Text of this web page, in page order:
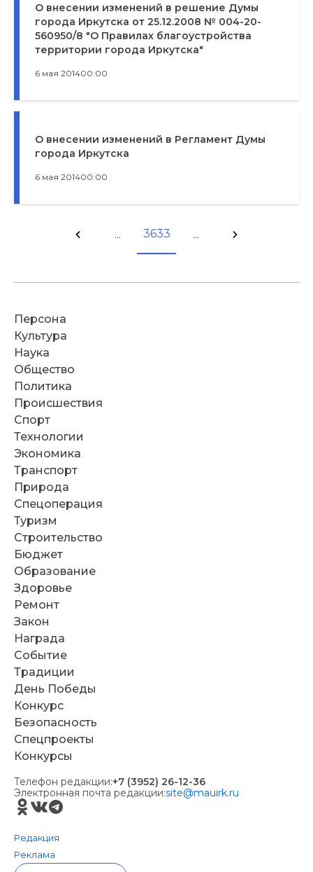
О внесении изменений в решение Думы
города Иркутска от 25.12.2008 № 004-20-
560950/8 "О Правилах благоустройства
территории города Иркутска"
6 мая 201400:00
О внесении изменений в Регламент Думы
города Иркутска
6 мая 201400:00
... 3633 ...
Персона
Культура
Наука
Общество
Политика
Происшествия
Спорт
Технологии
Экономика
Транспорт
Природа
Спецоперация
Туризм
Строительство
Бюджет
Образование
Здоровье
Ремонт
Закон
Награда
Событие
Традиции
День Победы
Конкурс
Безопасность
Спецпроекты
Конкурсы
Телефон редакции:+7 (3952) 26-12-36
Электронная почта редакции:site@mauirk.ru
Редакция
Реклама